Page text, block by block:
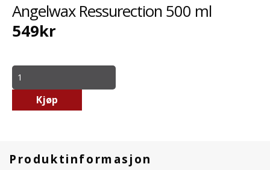
Angelwax Ressurection 500 ml
549kr
Kjøp
Produktinformasjon